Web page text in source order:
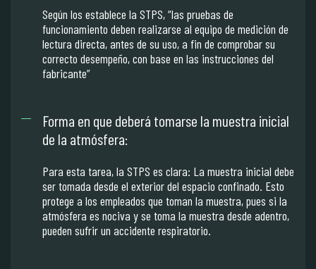
Según los establece la STPS, “las pruebas de
funcionamiento deben realizarse al equipo de medición de
lectura directa, antes de su uso, a fin de comprobar su
correcto desempeño, con base en las instrucciones del
fabricante”
Forma en que deberá tomarse la muestra inicial
de la atmósfera:
Para esta tarea, la STPS es clara: La muestra inicial debe
ser tomada desde el exterior del espacio confinado. Esto
protege a los empleados que toman la muestra, pues si la
atmósfera es nociva y se toma la muestra desde adentro,
pueden sufrir un accidente respiratorio.